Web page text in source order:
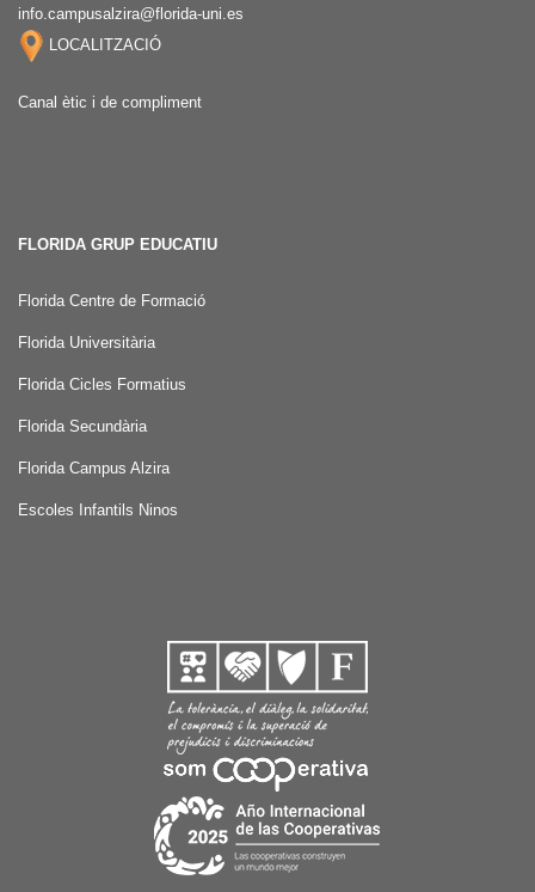
info.campusalzira@florida-uni.es
LOCALITZACIÓ
Canal ètic i de compliment
FLORIDA GRUP EDUCATIU
Florida Centre de Formació
Florida Universitària
Florida Cicles Formatius
Florida Secundària
Florida Campus Alzira
Escoles Infantils Ninos